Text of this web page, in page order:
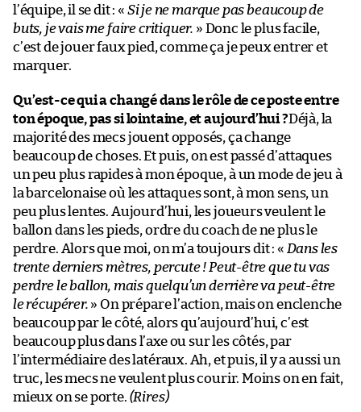
l’équipe, il se dit : « Si je ne marque pas beaucoup de
buts, je vais me faire critiquer. » Donc le plus facile,
c’est de jouer faux pied, comme ça je peux entrer et
marquer.
Qu’est-ce qui a changé dans le rôle de ce poste entre
ton époque, pas si lointaine, et aujourd’hui ?Déjà, la
majorité des mecs jouent opposés, ça change
beaucoup de choses. Et puis, on est passé d’attaques
un peu plus rapides à mon époque, à un mode de jeu à
la barcelonaise où les attaques sont, à mon sens, un
peu plus lentes. Aujourd’hui, les joueurs veulent le
ballon dans les pieds, ordre du coach de ne plus le
perdre. Alors que moi, on m’a toujours dit : « Dans les
trente derniers mètres, percute ! Peut-être que tu vas
perdre le ballon, mais quelqu’un derrière va peut-être
le récupérer. » On prépare l’action, mais on enclenche
beaucoup par le côté, alors qu’aujourd’hui, c’est
beaucoup plus dans l’axe ou sur les côtés, par
l’intermédiaire des latéraux. Ah, et puis, il y a aussi un
truc, les mecs ne veulent plus courir. Moins on en fait,
mieux on se porte. (Rires)